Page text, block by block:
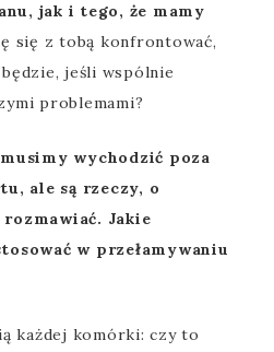
jak i tego, że mamy
się z tobą konfrontować,
jeśli wspólnie
problemami?
wychodzić poza
ale są rzeczy, o
Jakie
w przełamywaniu
każdej komórki: czy to